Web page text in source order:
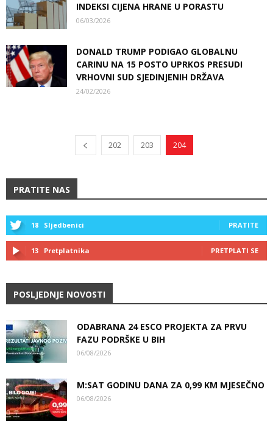
INDEKSI CIJENA HRANE U PORASTU
06/03/2026
DONALD TRUMP PODIGAO GLOBALNU
CARINU NA 15 POSTO UPRKOS PRESUDI
VRHOVNI SUD SJEDINJENIH DRŽAVA
24/02/2026
202 203 204
PRATITE NAS
18 Sljedbenici PRATITE
13 Pretplatnika PRETPLATI SE
POSLJEDNJE NOVOSTI
ODABRANA 24 ESCO PROJEKTA ZA PRVU
FAZU PODRŠKE U BIH
06/08/2026
M:SAT GODINU DANA ZA 0,99 KM MJESEČNO
06/08/2026